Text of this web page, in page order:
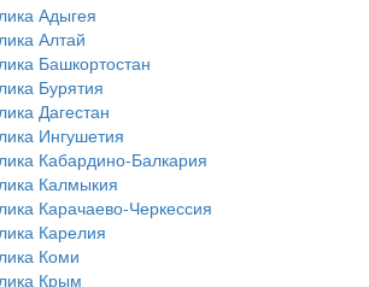
Адыгея
Алтай
Башкортостан
Бурятия
Дагестан
Ингушетия
Кабардино-Балкария
Калмыкия
Карачаево-Черкессия
Карелия
Коми
Крым